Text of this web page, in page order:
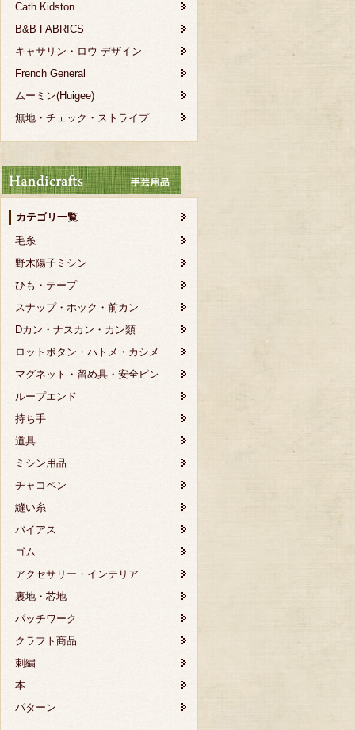
Cath Kidston
B&B FABRICS
キャサリン・ロウ デザイン
French General
ムーミン(Huigee)
無地・チェック・ストライプ
カテゴリ一覧
毛糸
野木陽子ミシン
ひも・テープ
スナップ・ホック・前カン
Dカン・ナスカン・カン類
ロットボタン・ハトメ・カシメ
マグネット・留め具・安全ピン
ループエンド
持ち手
道具
ミシン用品
チャコペン
縫い糸
バイアス
ゴム
アクセサリー・インテリア
裏地・芯地
パッチワーク
クラフト商品
刺繍
本
パターン